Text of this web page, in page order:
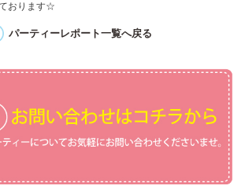
おります☆
パーティーレポート一覧へ戻る